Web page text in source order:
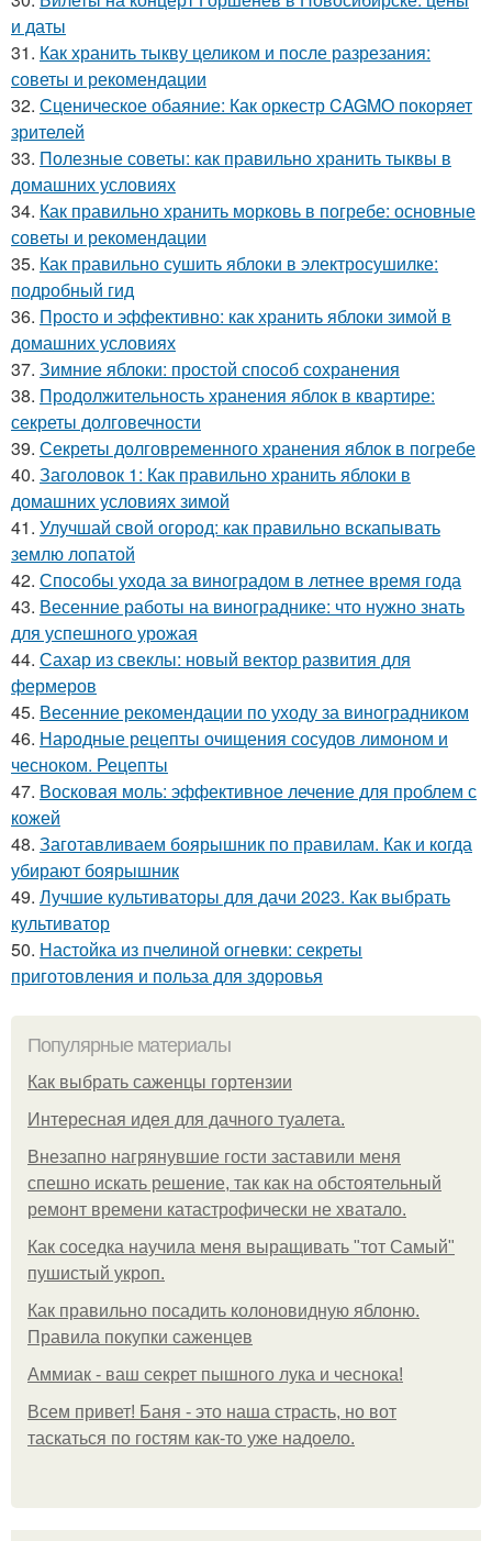
и даты
31. Как хранить тыкву целиком и после разрезания:
советы и рекомендации
32. Сценическое обаяние: Как оркестр CAGMO покоряет
зрителей
33. Полезные советы: как правильно хранить тыквы в
домашних условиях
34. Как правильно хранить морковь в погребе: основные
советы и рекомендации
35. Как правильно сушить яблоки в электросушилке:
подробный гид
36. Просто и эффективно: как хранить яблоки зимой в
домашних условиях
37. Зимние яблоки: простой способ сохранения
38. Продолжительность хранения яблок в квартире:
секреты долговечности
39. Секреты долговременного хранения яблок в погребе
40. Заголовок 1: Как правильно хранить яблоки в
домашних условиях зимой
41. Улучшай свой огород: как правильно вскапывать
землю лопатой
42. Способы ухода за виноградом в летнее время года
43. Весенние работы на винограднике: что нужно знать
для успешного урожая
44. Сахар из свеклы: новый вектор развития для
фермеров
45. Весенние рекомендации по уходу за виноградником
46. Народные рецепты очищения сосудов лимоном и
чесноком. Рецепты
47. Восковая моль: эффективное лечение для проблем с
кожей
48. Заготавливаем боярышник по правилам. Как и когда
убирают боярышник
49. Лучшие культиваторы для дачи 2023. Как выбрать
культиватор
50. Настойка из пчелиной огневки: секреты
приготовления и польза для здоровья
Популярные материалы
Как выбрать саженцы гортензии
Интересная идея для дачного туалета.
Внезапно нагрянувшие гости заставили меня
спешно искать решение, так как на обстоятельный
ремонт времени катастрофически не хватало.
Как соседка научила меня выращивать "тот Самый"
пушистый укроп.
Как правильно посадить колоновидную яблоню.
Правила покупки саженцев
Аммиак - ваш секрет пышного лука и чеснока!
Всем привет! Баня - это наша страсть, но вот
таскаться по гостям как-то уже надоело.